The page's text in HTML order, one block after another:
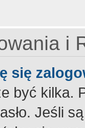
i
się
być kilka.
Jeśli